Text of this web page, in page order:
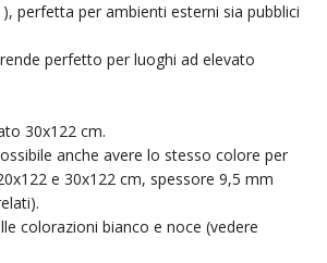
perfetta per ambienti esterni sia pubblici
perfetto per luoghi ad elevato
30x122 cm.
anche avere lo stesso colore per
e 30x122 cm, spessore 9,5 mm
colorazioni bianco e noce (vedere